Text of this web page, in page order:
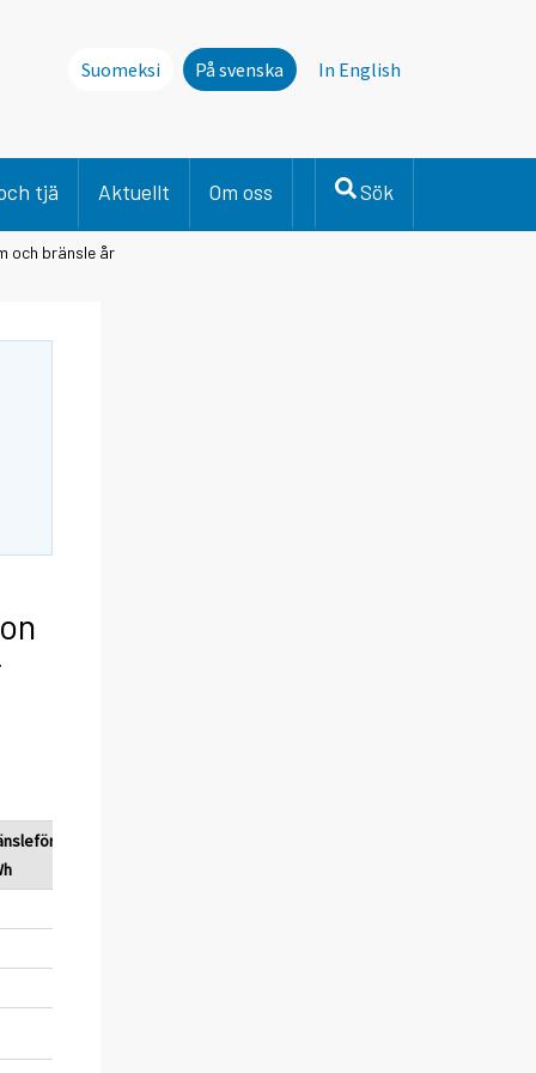
Suomeksi På svenska In English
tjä Aktuellt Om oss Sök
och bränsle år